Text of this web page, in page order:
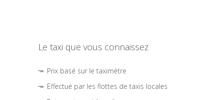
Le taxi que vous connaissez
Prix basé sur le taximètre
Effectué par les flottes de taxis locales